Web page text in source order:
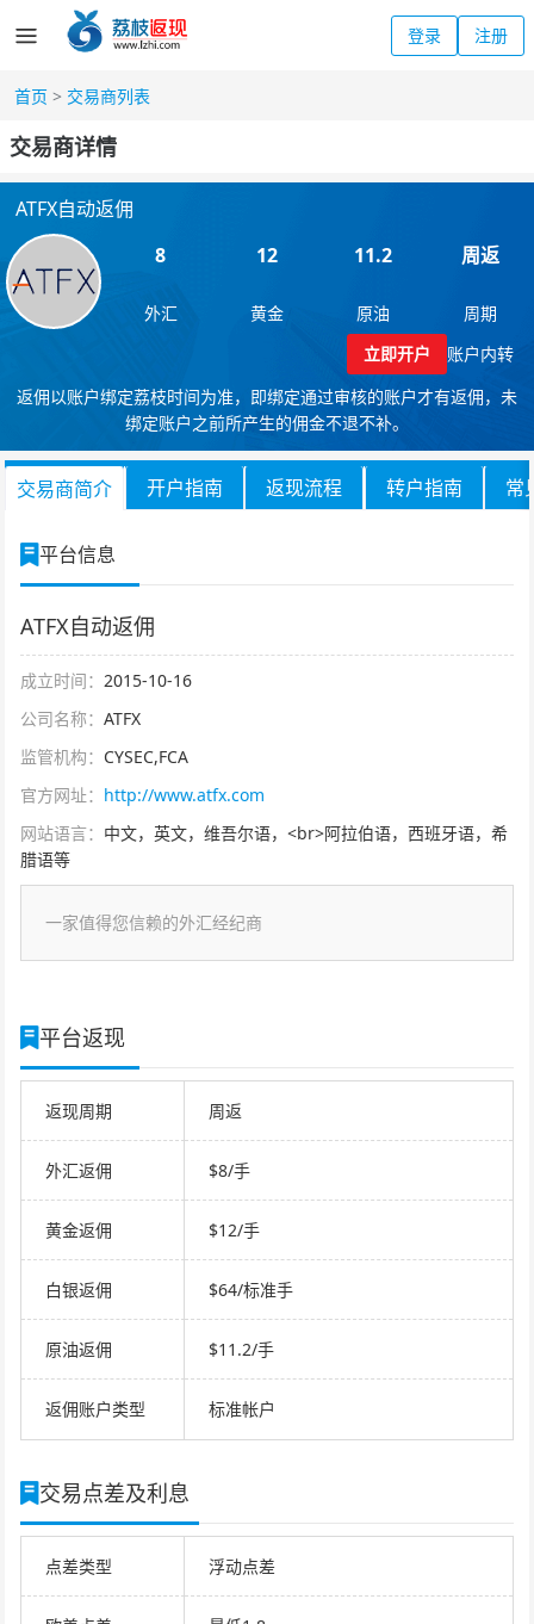
登录 注册
首页 > 交易商列表
交易商详情
ATFX自动返佣
8
外汇
12
黄金
11.2
原油
周返
周期
立即开户
账户内转
返佣以账户绑定荔枝时间为准，即绑定通过审核的账户才有返佣，未
绑定账户之前所产生的佣金不退不补。
交易商简介 开户指南 返现流程 转户指南 常
平台信息
ATFX自动返佣
成立时间： 2015-10-16
公司名称： ATFX
监管机构： CYSEC,FCA
官方网址： http://www.atfx.com
网站语言： 中文，英文，维吾尔语，<br>阿拉伯语，西班牙语，希
腊语等
一家值得您信赖的外汇经纪商
平台返现
返现周期 周返
外汇返佣 $8/手
黄金返佣 $12/手
白银返佣 $64/标准手
原油返佣 $11.2/手
返佣账户类型 标准帐户
交易点差及利息
点差类型 浮动点差